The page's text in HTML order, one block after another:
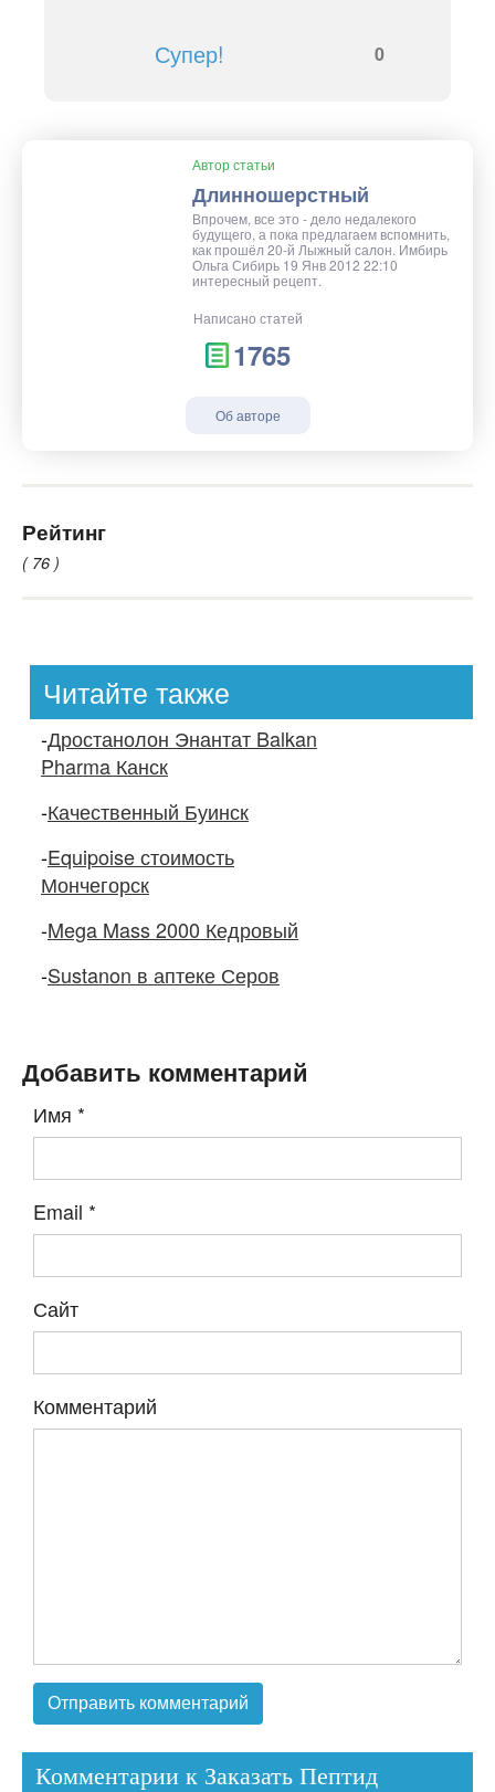
Супер! 0
Автор статьи
Длинношерстный
Впрочем, все это - дело недалекого
будущего, а пока предлагаем вспомнить,
как прошёл 20-й Лыжный салон. Имбирь
Ольга Сибирь 19 Янв 2012 22:10
интересный рецепт.
Написано статей
1765
Об авторе
Рейтинг
( 76 )
Читайте также
-Дростанолон Энантат Balkan
Pharma Канск
-Качественный Буинск
-Equipoise стоимость
Мончегорск
-Mega Mass 2000 Кедровый
-Sustanon в аптеке Серов
Добавить комментарий
Имя *
Email *
Сайт
Комментарий
Комментарии к Заказать Пептид